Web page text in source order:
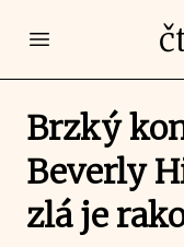
Open main
Brzký
Beverly
zlá je